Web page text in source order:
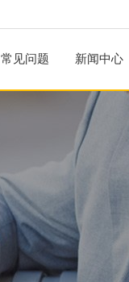
常见问题 新闻中心